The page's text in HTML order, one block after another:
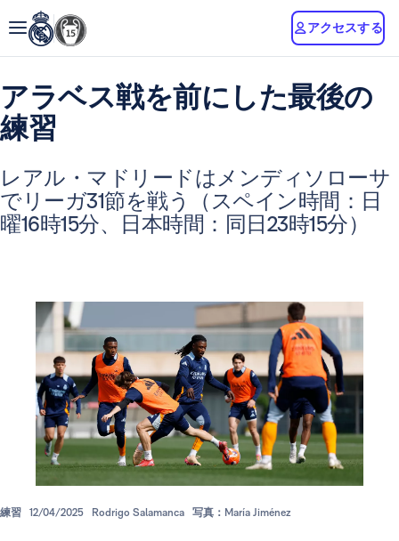
アクセスする
アラベス戦を前にした最後の
練習
レアル・マドリードはメンディソローサ
でリーガ31節を戦う（スペイン時間：日
曜16時15分、日本時間：同日23時15分）
練習 12/04/2025 Rodrigo Salamanca 写真：María Jiménez